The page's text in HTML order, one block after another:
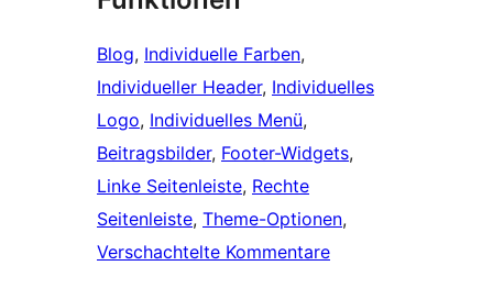
Blog, Individuelle Farben
Individueller Header, Individuelles
Logo, Individuelles Menü
Beitragsbilder, Footer-Widgets
Linke Seitenleiste, Rechte
Seitenleiste, Theme-Optionen
Verschachtelte Kommentare